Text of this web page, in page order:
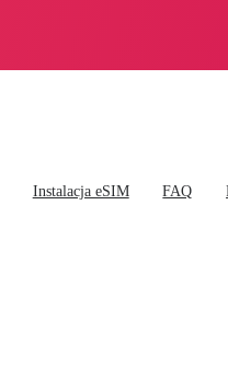
Instalacja eSIM FAQ